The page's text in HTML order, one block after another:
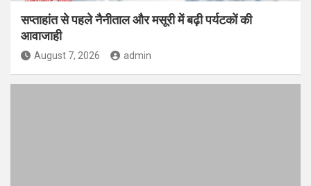
सप्ताहांत से पहले नैनीताल और मसूरी में बढ़ी पर्यटकों की
आवाजाही
August 7, 2026 admin